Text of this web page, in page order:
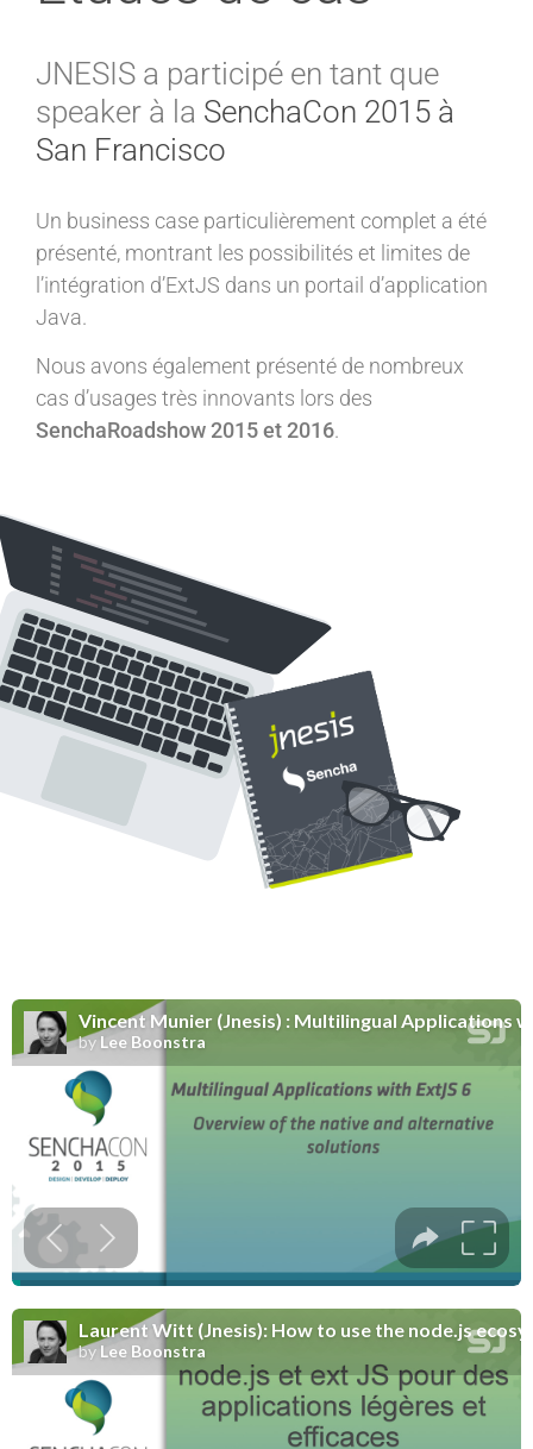
JNESIS a participé en tant que
speaker à la SenchaCon 2015 à
San Francisco
Un business case particulièrement complet a été
présenté, montrant les possibilités et limites de
l’intégration d’ExtJS dans un portail d’application
Java.
Nous avons également présenté de nombreux
cas d’usages très innovants lors des
SenchaRoadshow 2015 et 2016.